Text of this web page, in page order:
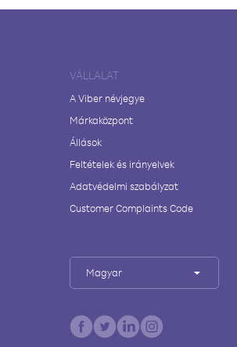
VÁLLALAT
A Viber névjegye
Márkaközpont
Állások
Feltételek és irányelvek
Adatvédelmi szabályzat
Customer Complaints Code
Magyar